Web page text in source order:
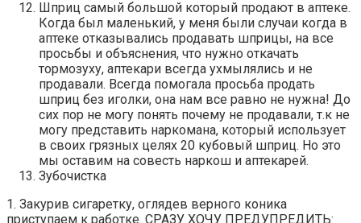
Шприц самый большой который продают в аптеке.
Когда был маленький, у меня были случаи когда в
аптеке отказывались продавать шприцы, на все
просьбы и объяснения, что нужно откачать
тормозуху, аптекари всегда ухмылялись и не
продавали. Всегда помогала просьба продать
шприц без иголки, она нам все равно не нужна! До
сих пор не могу понять почему не продавали, т.к не
могу представить наркомана, который использует
в своих грязных целях 20 кубовый шприц. Но это
мы оставим на совесть наркош и аптекарей.
Зубочистка
1. Закурив сигаретку, оглядев верного коника
приступаем к работке. СРАЗУ ХОЧУ ПРЕДУПРЕДИТЬ: